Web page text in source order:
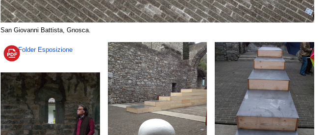
San Giovanni Battista, Gnosca.
Folder Esposizione